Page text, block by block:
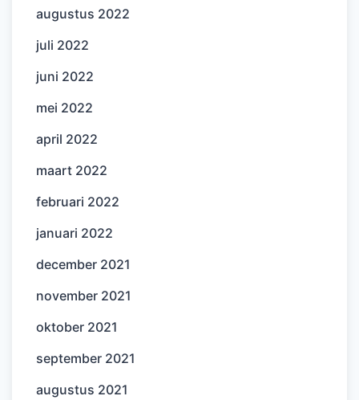
augustus 2022
juli 2022
juni 2022
mei 2022
april 2022
maart 2022
februari 2022
januari 2022
december 2021
november 2021
oktober 2021
september 2021
augustus 2021